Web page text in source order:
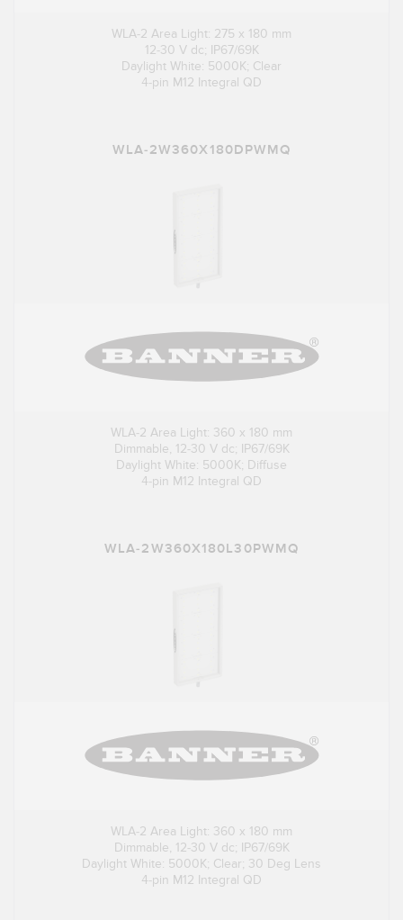
WLA-2 Area Light: 275 x 180 mm
12-30 V dc; IP67/69K
Daylight White: 5000K; Clear
4-pin M12 Integral QD
WLA-2W360X180DPWMQ
WLA-2 Area Light: 360 x 180 mm
Dimmable, 12-30 V dc; IP67/69K
Daylight White: 5000K; Diffuse
4-pin M12 Integral QD
WLA-2W360X180L30PWMQ
WLA-2 Area Light: 360 x 180 mm
Dimmable, 12-30 V dc; IP67/69K
Daylight White: 5000K; Clear; 30 Deg Lens
4-pin M12 Integral QD